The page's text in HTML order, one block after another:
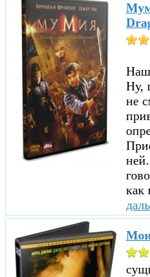
Ну,
не
как